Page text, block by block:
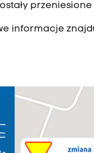
informacje